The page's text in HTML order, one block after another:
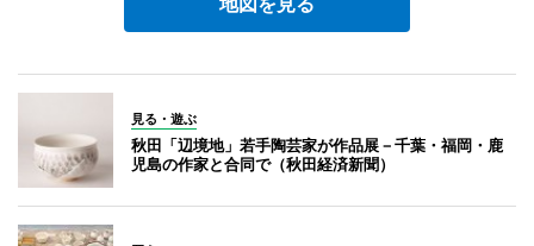
見る・遊ぶ
秋田「辺境地」若手陶芸家が作品展－千葉・福岡・鹿
児島の作家と合同で（秋田経済新聞）